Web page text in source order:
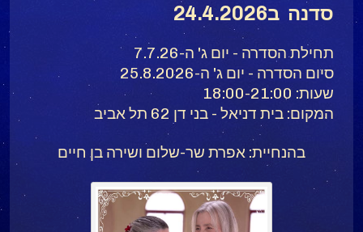
סדנה ב24.4.2026
תחילת הסדרה - יום ג' ה-7.7.26
סיום הסדרה - יום ג' ה-25.8.2026
שעות: 18:00-21:00
המקום: בית דניאל - בני דן 62 תל אביב
בהנחיית: אפרת שר-שלום ושירה בן חיים